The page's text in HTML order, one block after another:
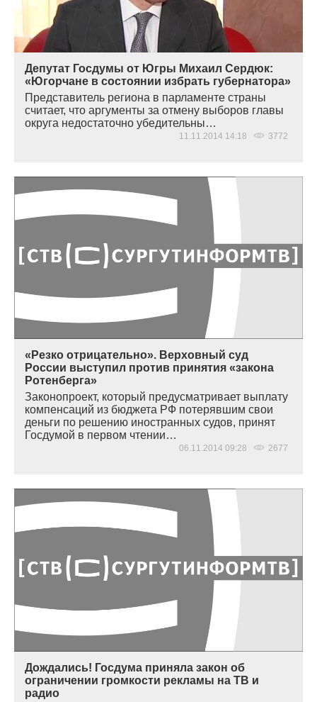
Депутат Госдумы от Югры Михаил Сердюк:
«Югорчане в состоянии избрать губернатора»
Представитель региона в парламенте страны
считает, что аргументы за отмену выборов главы
округа недостаточно убедительны…
11.11.2014 14:18 3772
«Резко отрицательно». Верховный суд
России выступил против принятия «закона
Ротенберга»
Законопроект, который предусматривает выплату
компенсаций из бюджета РФ потерявшим свои
деньги по решению иностранных судов, принят
Госдумой в первом чтении…
06.11.2014 09:28 2677
Дождались! Госдума приняла закон об
ограничении громкости рекламы на ТВ и
радио